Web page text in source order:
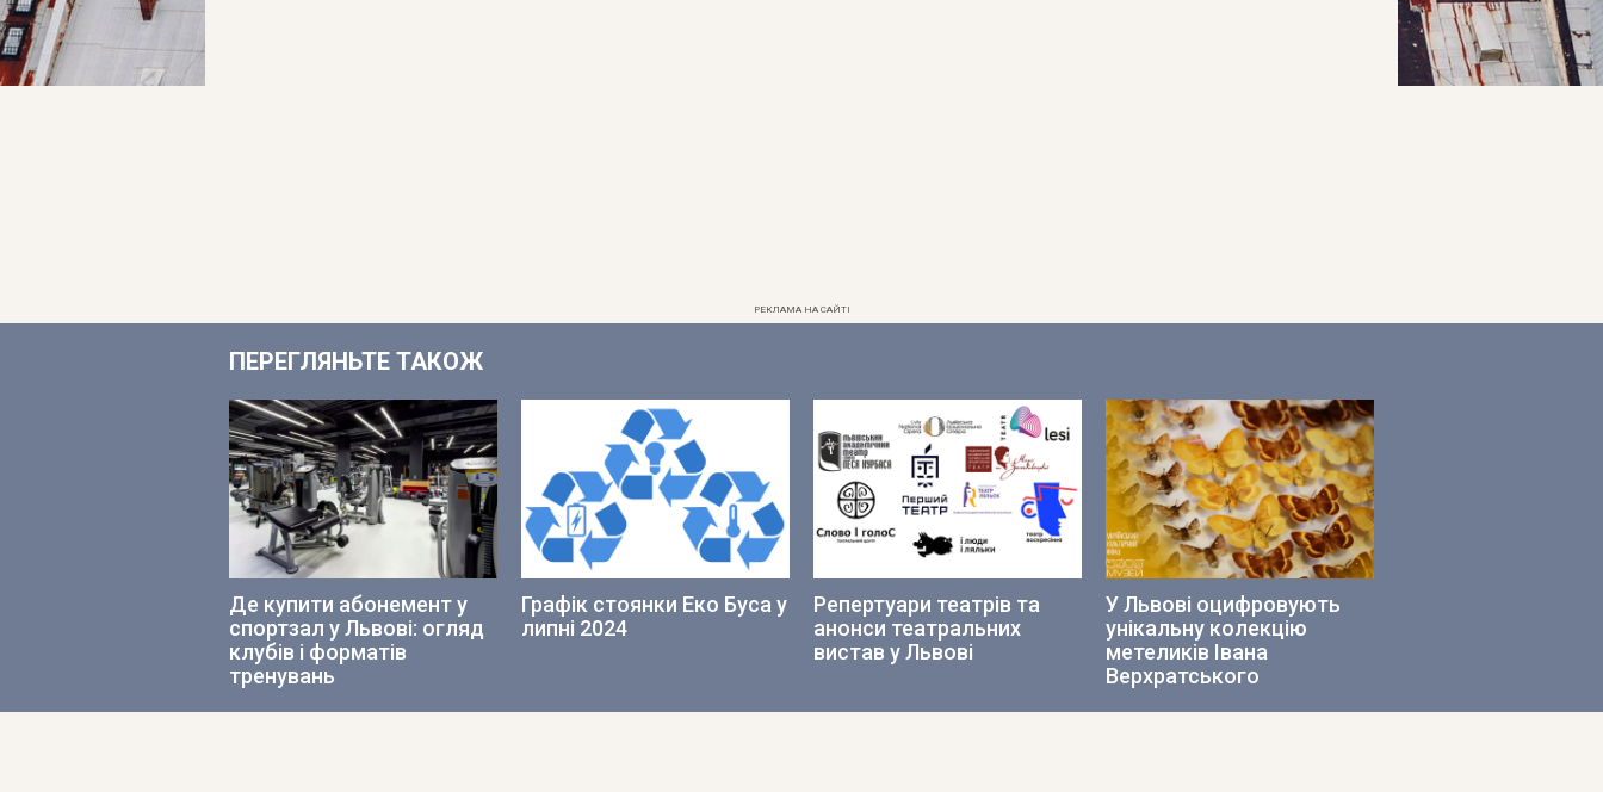
РЕКЛАМА НА САЙТІ
ПЕРЕГЛЯНЬТЕ ТАКОЖ
Де купити абонемент у
спортзал у Львові: огляд
клубів і форматів
тренувань
Графік стоянки Еко Буса у
липні 2024
Репертуари театрів та
анонси театральних
вистав у Львові
У Львові оцифровують
унікальну колекцію
метеликів Івана
Верхратського